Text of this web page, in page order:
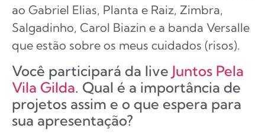
ao Gabriel Elias, Planta e Raiz, Zimbra,
Salgadinho, Carol Biazin e a banda Versalle
que estão sobre os meus cuidados (risos).
Você participará da live Juntos Pela
Vila Gilda. Qual é a importância de
projetos assim e o que espera para
sua apresentação?